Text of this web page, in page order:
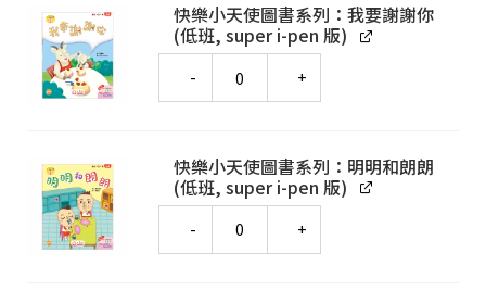
快樂小天使圖書系列：我要謝謝你
(低班, super i-pen 版)
快樂小天使圖書系列：明明和朗朗
(低班, super i-pen 版)